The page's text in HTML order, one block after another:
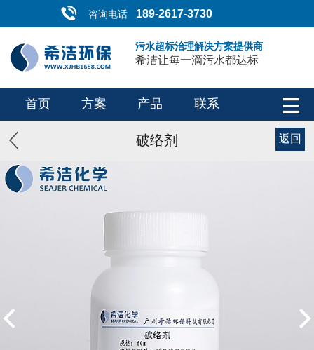
咨询电话 189-2617-3730
污水超标治理解决方案提供商
希洁让每一滴污水都达标
首页 方案 产品 联系
破络剂 返回